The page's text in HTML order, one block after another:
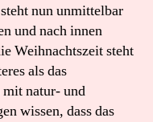
nun unmittelbar
und nach innen
Weihnachtszeit steht
als das
natur- und
wissen, dass das